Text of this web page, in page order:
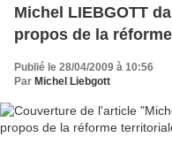
Michel LIEBGOTT
propos de la
Publié le 28/04/2009 à 10:56
Par Michel Liebgott